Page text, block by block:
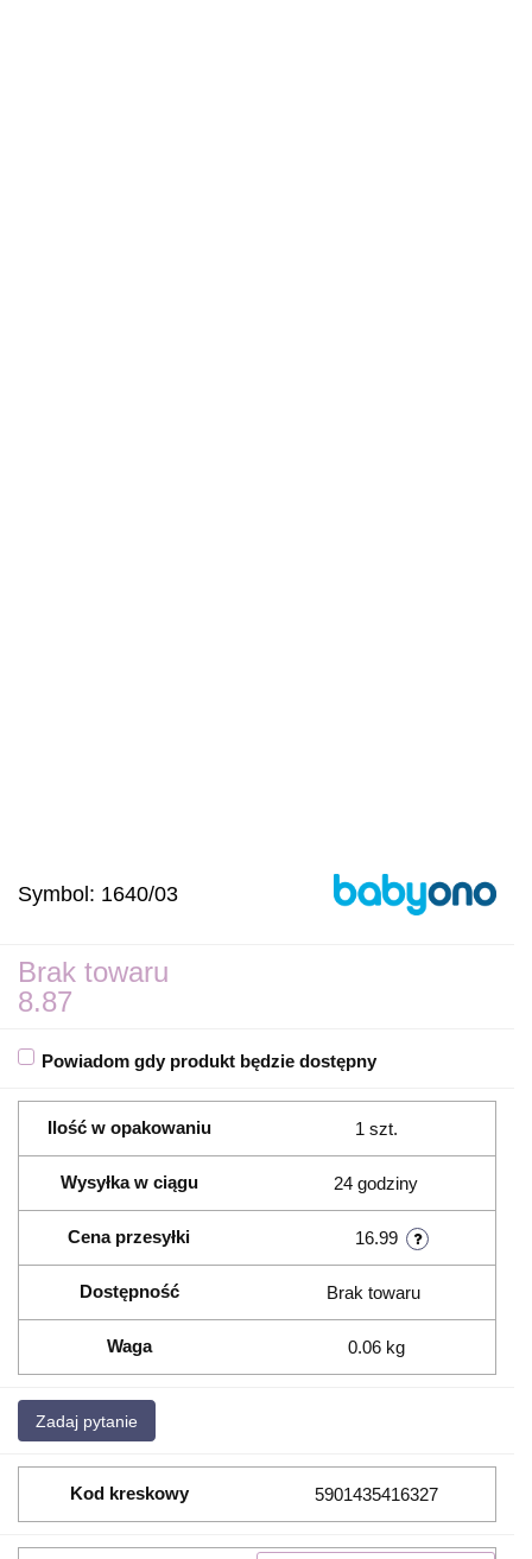
Symbol: 1640/03
Brak towaru
8.87
Powiadom gdy produkt będzie dostępny
Ilość w opakowaniu 1 szt.
Wysyłka w ciągu 24 godziny
Cena przesyłki 16.99
Dostępność Brak towaru
Waga 0.06 kg
Zadaj pytanie
Kod kreskowy 5901435416327